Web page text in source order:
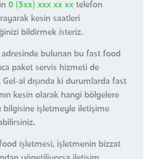
0 (5xx) xxx xx xx telefon
kesin saatleri
bildirmek isteriz.
bulunan bu fast food
paket servis hizmeti de
Gel-al dışında ki durumlarda fast
kesin olarak hangi bölgelere
bilgisine işletmeyle iletişime
işletmesi, işletmenin bizzat